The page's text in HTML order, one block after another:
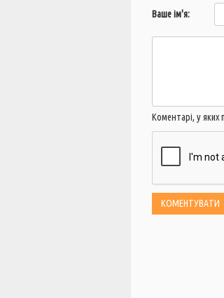
Ваше ім'я:
Коментарі, у яких